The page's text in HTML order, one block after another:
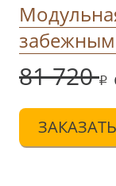
81 720